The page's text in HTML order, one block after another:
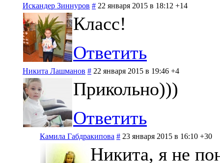
Искандер Зиннуров # 22 января 2015 в 18:12 +14
Класс!
Ответить
Никита Лашманов # 22 января 2015 в 19:46 +4
Прикольно)))
Ответить
Камила Габдракипова # 23 января 2015 в 16:10 +30
Никита, я не